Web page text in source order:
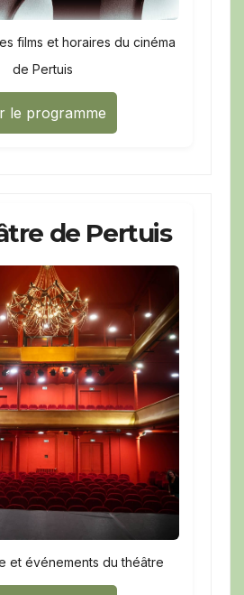
films et horaires du cinéma
de Pertuis
le programme
de Pertuis
et événements du théâtre